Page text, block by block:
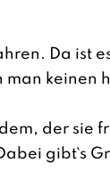
Da ist
keinen
der sie
gibt`s